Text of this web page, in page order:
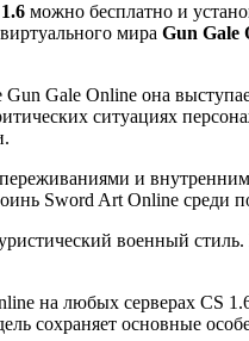
можно бесплатно и
мира Gun Gale
Gale Online она
ситуациях
и
Sword Art Online среди
военный
на любых серверах CS
сохраняет основные